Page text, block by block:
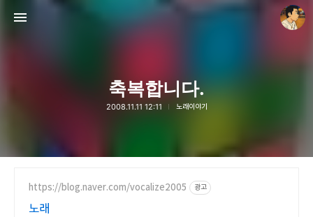
축복합니다.
2008.11.11 12:11 노래이야기
https://blog.naver.com/vocalize2005 광고
노래
thebravepost.com